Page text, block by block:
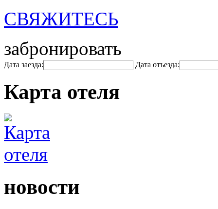
СВЯЖИТЕСЬ
забронировать
Дата заезда: Дата отъезда:
Карта отеля
новости